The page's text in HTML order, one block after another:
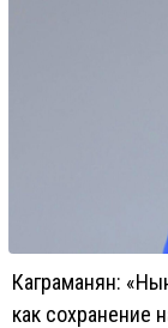
Каграманян:
как сохранение